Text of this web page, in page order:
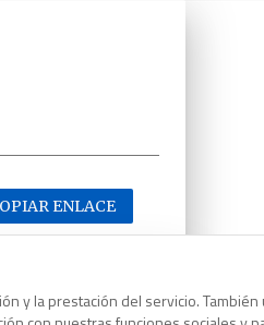
y la prestación del servicio. También
ENLACE